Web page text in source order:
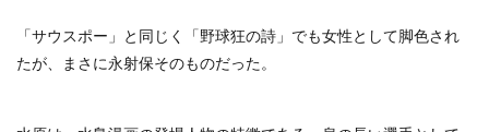
「サウスポー」と同じく「野球狂の詩」でも女性として脚色され
たが、まさに永射保そのものだった。